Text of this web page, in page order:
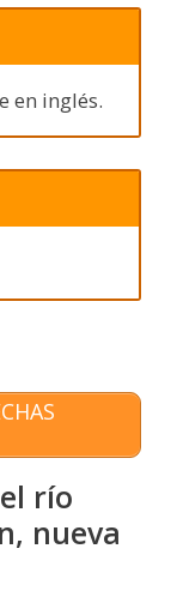
en inglés.
río
nueva